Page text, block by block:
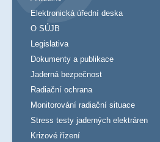
Elektronická úřední deska
O SÚJB
Legislativa
Dokumenty a publikace
Jaderná bezpečnost
Radiační ochrana
Monitorování radiační situace
Stress testy jaderných elektráren
Krizové řízení